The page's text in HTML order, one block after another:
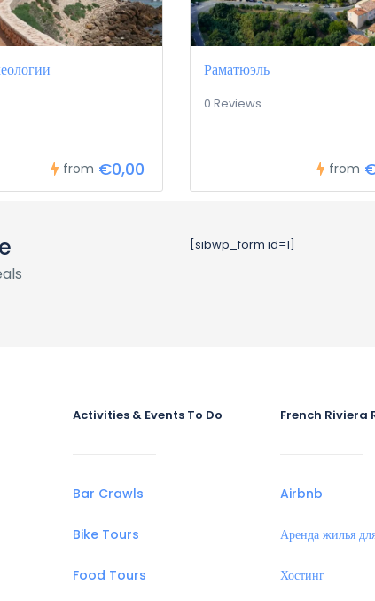
from €0,00
Раматюэль
0 Reviews
from
[sibwp_form id=1]
Activities & Events To Do
Bar Crawls
Bike Tours
Food Tours
French Riviera
Airbnb
Аренда жилья
Хостинг